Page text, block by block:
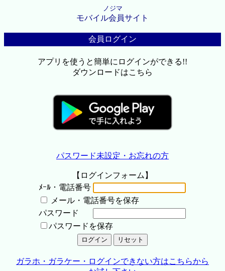
ノジマ
モバイル会員サイト
会員ログイン
アプリを使うと簡単にログインができる!!
ダウンロードはこちら
パスワード未設定・お忘れの方
【ログインフォーム】
ﾒｰﾙ・電話番号
メール・電話番号を保存
パスワード
パスワードを保存
ガラホ・ガラケー・ログインできない方はこちらから